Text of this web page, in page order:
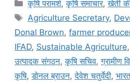
कृषि परामर्श,कृषि समाचार,खेती
Agriculture Secretary,
Donal Brown, farmer
IFAD, Sustainable Agriculture,
उत्पादक संगठन,कृषि सचिव,ग्रामीण
कृषि,डोनल ब्राउन,देवेश चतुर्वेदी,